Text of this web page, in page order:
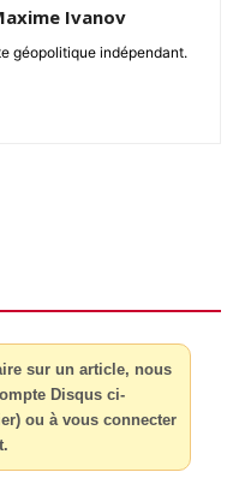
Ivanov
géopolitique indépendant.
sur un article, nous
Disqus ci-
ou à vous connecter